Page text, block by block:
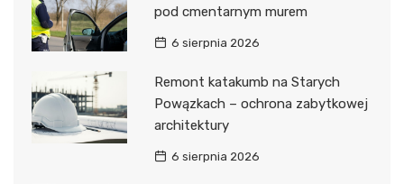
pod cmentarnym murem
6 sierpnia 2026
Remont katakumb na Starych
Powązkach – ochrona zabytkowej
architektury
6 sierpnia 2026